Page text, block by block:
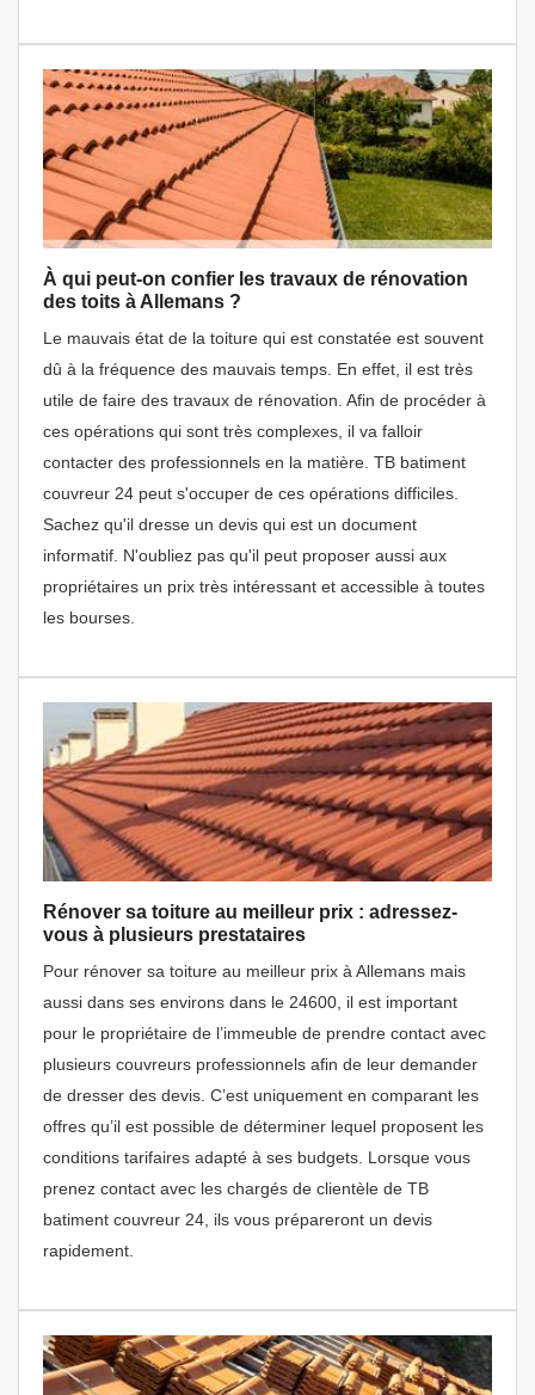
À qui peut-on confier les travaux de rénovation
des toits à Allemans ?
Le mauvais état de la toiture qui est constatée est souvent
dû à la fréquence des mauvais temps. En effet, il est très
utile de faire des travaux de rénovation. Afin de procéder à
ces opérations qui sont très complexes, il va falloir
contacter des professionnels en la matière. TB batiment
couvreur 24 peut s'occuper de ces opérations difficiles.
Sachez qu'il dresse un devis qui est un document
informatif. N'oubliez pas qu'il peut proposer aussi aux
propriétaires un prix très intéressant et accessible à toutes
les bourses.
Rénover sa toiture au meilleur prix : adressez-
vous à plusieurs prestataires
Pour rénover sa toiture au meilleur prix à Allemans mais
aussi dans ses environs dans le 24600, il est important
pour le propriétaire de l’immeuble de prendre contact avec
plusieurs couvreurs professionnels afin de leur demander
de dresser des devis. C’est uniquement en comparant les
offres qu’il est possible de déterminer lequel proposent les
conditions tarifaires adapté à ses budgets. Lorsque vous
prenez contact avec les chargés de clientèle de TB
batiment couvreur 24, ils vous prépareront un devis
rapidement.